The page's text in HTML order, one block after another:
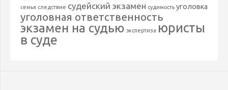
семья следствие судейский экзамен судимость уголовка
уголовная ответственность
экзамен на судью экспертиза юристы
в суде